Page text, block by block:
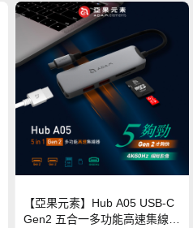
【亞果元素】Hub A05 USB-C
Gen2 五合一多功能高速集線